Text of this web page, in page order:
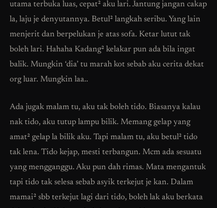
utama terbuka luas, cepat² aku lari. Jantung jangan cakap
la, laju je denyutannya. Betul² langkah seribu. Yang lain
menjerit dan berpelukan je atas sofa. Ketar lutut tak
boleh lari. Hahaha Kadang² kelakar pun ada bila ingat
balik. Mungkin ‘dia’ tu marah kot sebab aku cerita dekat
org luar. Mungkin laa..
Ada jugak malam tu, aku tak boleh tido. Biasanya kalau
nak tido, aku tutup lampu bilik. Memang gelap yang
amat² gelap la bilik aku. Tapi malam tu, aku betul² tido
tak lena. Tido kejap, mesti terbangun. Mcm ada sesuatu
yang mengganggu. Aku pun dah rimas. Mata mengantuk
tapi tido tak selesa sebab asyik terkejut je kan. Dalam
mamai² sbb terkejut lagi dari tido, boleh lak aku berkata